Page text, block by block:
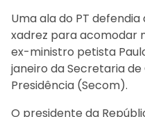
Uma ala do PT
xadrez para acomodar
ex-ministro petista
janeiro da Secretaria
Presidência (Secom).
O presidente da